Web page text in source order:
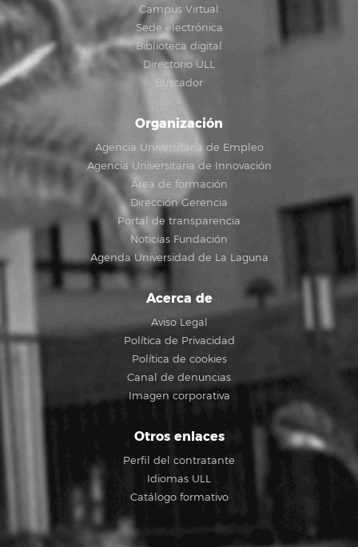
Campus Virtual
Sede electrónica
Biblioteca digital
Directorio ULL
Buscador
Organización
Agencia Universitaria de Empleo
Agencia Universitaria de Innovación
Área de formación
Dirección Gerencia
Portal de transparencia
Noticias Fundación
Agenda Universidad de La Laguna
Acerca de
Aviso Legal
Política de Privacidad
Política de cookies
Canal de denuncias
Imagen corporativa
Otros enlaces
Perfil del contratante
Idiomas ULL
Catálogo formativo